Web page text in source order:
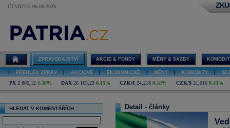
ČTVRTEK 06.08.2026
ZPRAVODAJSTVÍ AKCIE & FONDY MĚNY & SAZBY
PŘEHLED ZPRÁV AKCIOVÉ EKONOMICKÉ MĚNY KOMODITY
PX 2 805,12 1,30% DAX 26 165,23 0,15% CZK/€ 24,218 0,18% CZK/$ 21,016 0,43%
HLEDAT V KOMENTÁŘÍCH Detail - články